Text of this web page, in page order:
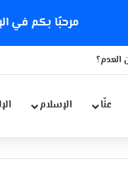
مرحبًا بكم في
لطلبة الدكتوراة بجامعة
عنّا الإسلام